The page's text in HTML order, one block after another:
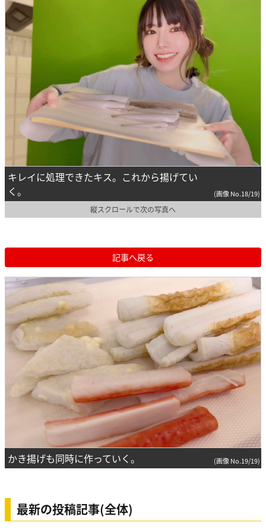
キレイに処理できたキス。これから揚げてい
く。
(画像 No.18/19)
縦スクロールで次の写真へ
記事へ戻る
かき揚げも同時に作っていく。 (画像 No.19/19)
最新の投稿記事(全体)